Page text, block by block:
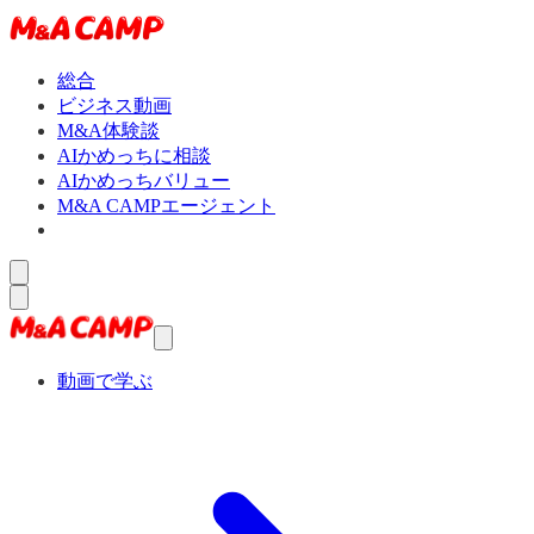
総合
ビジネス動画
M&A体験談
AIかめっちに相談
AIかめっちバリュー
M&A CAMPエージェント
動画で学ぶ